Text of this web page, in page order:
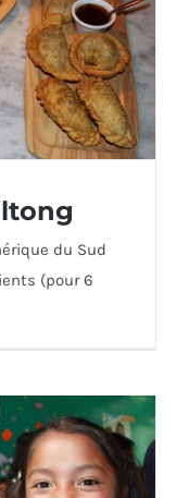
du Sud
(pour 6